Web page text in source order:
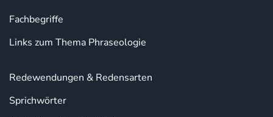
Fachbegriffe
Links zum Thema Phraseologie
Redewendungen & Redensarten
Sprichwörter